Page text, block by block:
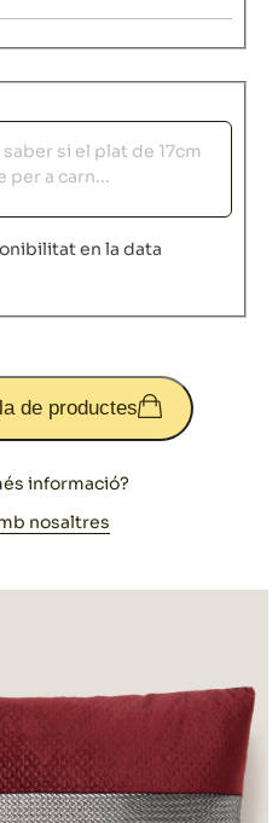
en la data
de productes
informació?
nosaltres